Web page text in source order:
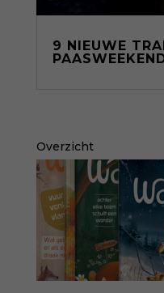
9 NIEUWE
Overzicht